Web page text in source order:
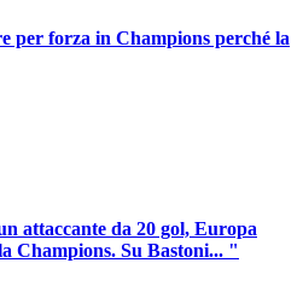
per forza in Champions perché la
attaccante da 20 gol, Europa
Champions. Su Bastoni... "